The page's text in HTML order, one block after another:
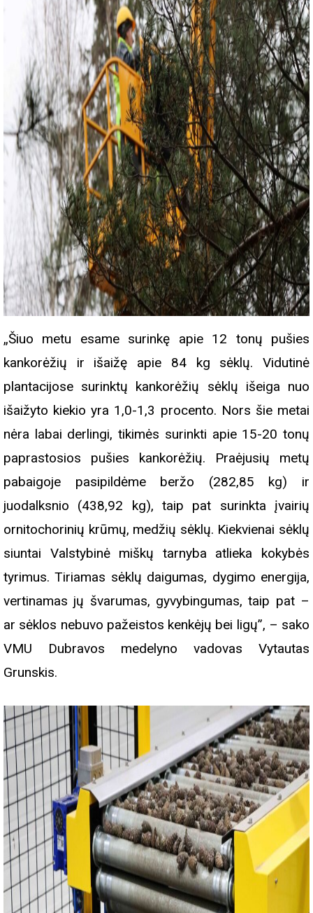
„Šiuo metu esame surinkę apie 12 tonų pušies
kankorėžių ir išaižę apie 84 kg sėklų. Vidutinė
plantacijose surinktų kankorėžių sėklų išeiga nuo
išaižyto kiekio yra 1,0-1,3 procento. Nors šie metai
nėra labai derlingi, tikimės surinkti apie 15-20 tonų
paprastosios pušies kankorėžių. Praėjusių metų
pabaigoje pasipildėme beržo (282,85 kg) ir
juodalksnio (438,92 kg), taip pat surinkta įvairių
ornitochorinių krūmų, medžių sėklų. Kiekvienai sėklų
siuntai Valstybinė miškų tarnyba atlieka kokybės
tyrimus. Tiriamas sėklų daigumas, dygimo energija,
vertinamas jų švarumas, gyvybingumas, taip pat –
ar sėklos nebuvo pažeistos kenkėjų bei ligų”, – sako
VMU Dubravos medelyno vadovas Vytautas
Grunskis.